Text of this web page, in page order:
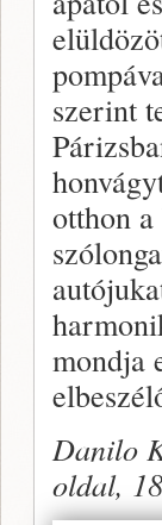
szerint
otthon
mondja
Danilo
oldal,